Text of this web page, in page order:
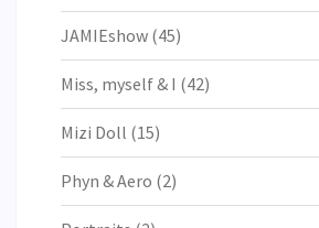
JAMIEshow (45)
Miss, myself & I (42)
Mizi Doll (15)
Phyn & Aero (2)